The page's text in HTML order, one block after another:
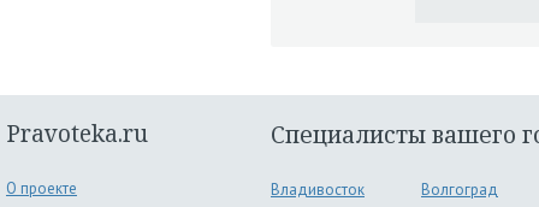
Pravoteka.ru
О проекте
Специалисты вашего
Владивосток
Волгоград